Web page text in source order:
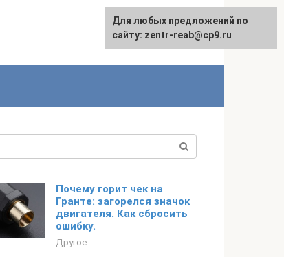
Почему горит чек на
Гранте: загорелся значок
двигателя. Как сбросить
ошибку.
Другое
Для любых предложений по
сайту: zentr-reab@cp9.ru